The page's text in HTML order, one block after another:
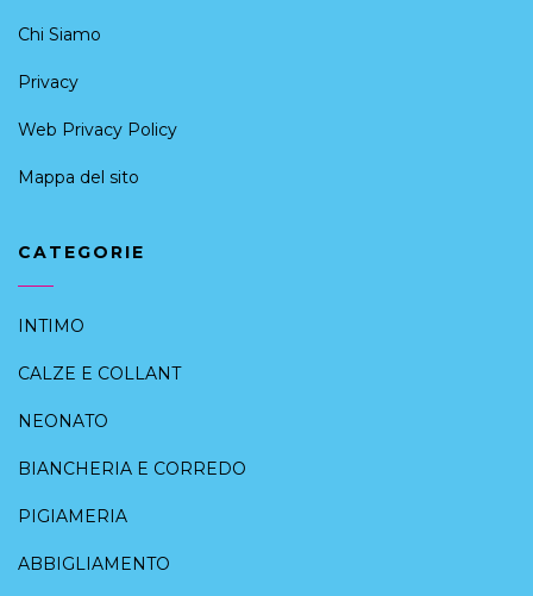
Chi Siamo
Privacy
Web Privacy Policy
Mappa del sito
CATEGORIE
INTIMO
CALZE E COLLANT
NEONATO
BIANCHERIA E CORREDO
PIGIAMERIA
ABBIGLIAMENTO